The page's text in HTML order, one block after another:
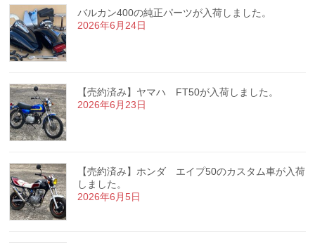
バルカン400の純正パーツが入荷しました。
2026年6月24日
【売約済み】ヤマハ FT50が入荷しました。
2026年6月23日
【売約済み】ホンダ エイプ50のカスタム車が入荷
しました。
2026年6月5日